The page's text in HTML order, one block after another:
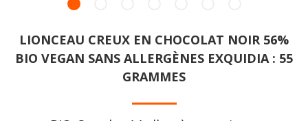
LIONCEAU CREUX EN CHOCOLAT NOIR 56%
BIO VEGAN SANS ALLERGÈNES EXQUIDIA : 55
GRAMMES